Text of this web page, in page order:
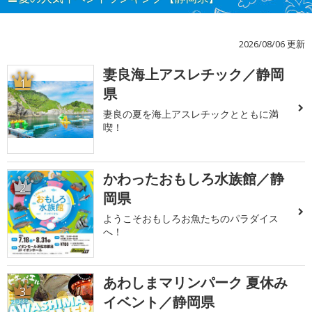
2026/08/06 更新
1
妻良海上アスレチック／静岡
県
妻良の夏を海上アスレチックとともに満
喫！
2
かわったおもしろ水族館／静
岡県
ようこそおもしろお魚たちのパラダイス
へ！
3
あわしまマリンパーク 夏休み
イベント／静岡県